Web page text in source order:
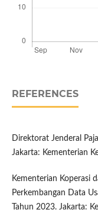
REFERENCES
Direktorat Jenderal
Jakarta: Kementerian
Kementerian Koperasi
Perkembangan Data
Tahun 2023. Jakarta: